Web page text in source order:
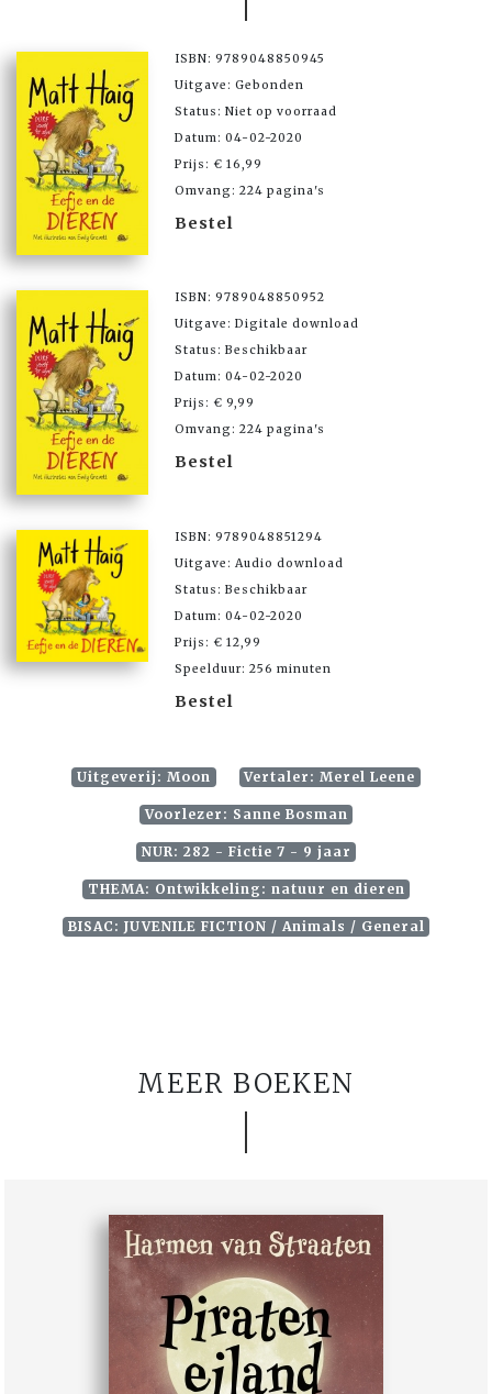
ISBN: 9789048850945
Uitgave: Gebonden
Status: Niet op voorraad
Datum: 04-02-2020
Prijs: € 16,99
Omvang: 224 pagina's
Bestel
ISBN: 9789048850952
Uitgave: Digitale download
Status: Beschikbaar
Datum: 04-02-2020
Prijs: € 9,99
Omvang: 224 pagina's
Bestel
ISBN: 9789048851294
Uitgave: Audio download
Status: Beschikbaar
Datum: 04-02-2020
Prijs: € 12,99
Speelduur: 256 minuten
Bestel
Uitgeverij: Moon Vertaler: Merel Leene
Voorlezer: Sanne Bosman
NUR: 282 - Fictie 7 - 9 jaar
THEMA: Ontwikkeling: natuur en dieren
BISAC: JUVENILE FICTION / Animals / General
MEER BOEKEN